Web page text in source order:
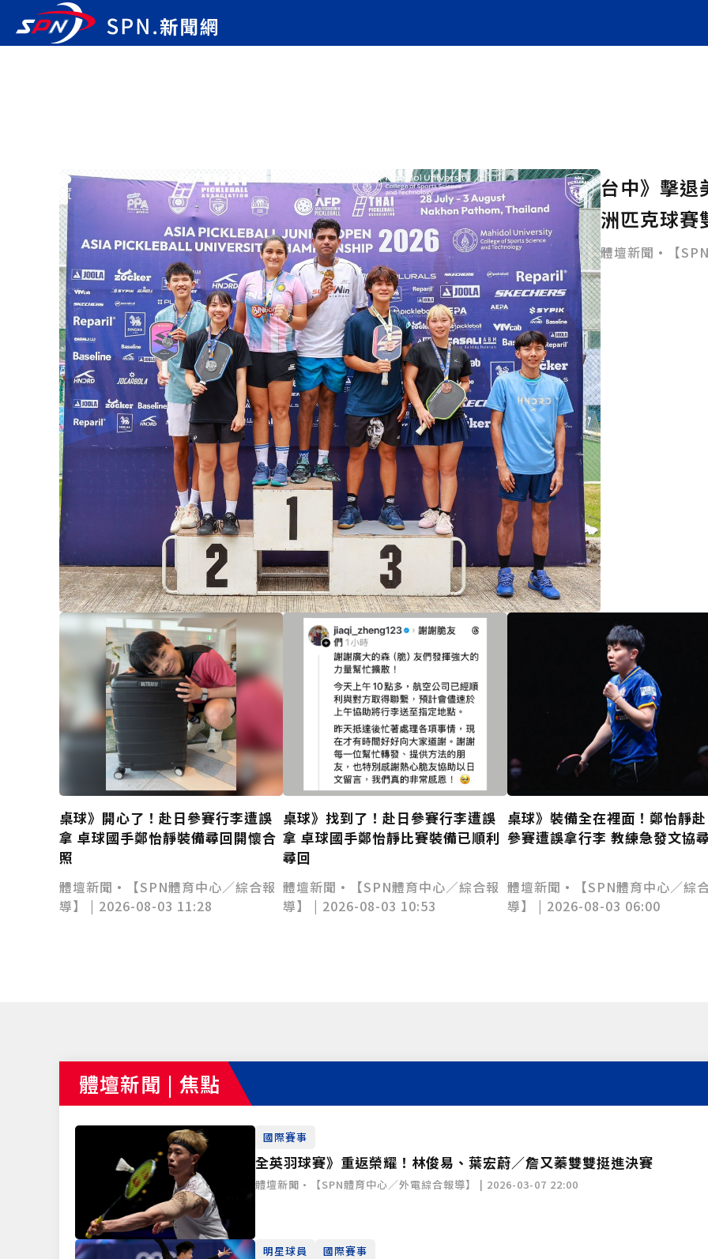
台中》擊退
洲匹克球賽
體壇新聞•【
桌球》開心了！赴日參賽行李遭誤
拿 卓球國手鄭怡靜裝備尋回開懷合
照
體壇新聞•【SPN體育中心／綜合報
導】 | 2026-08-03 11:28
桌球》找到了！赴日參賽行李遭誤
拿 卓球國手鄭怡靜比賽裝備已順利
尋回
體壇新聞•【SPN體育中心／綜合報
導】 | 2026-08-03 10:53
桌球》裝備全在裡面！鄭怡靜
參賽遭誤拿行李 教練急發文協
體壇新聞•【SPN體育中心／綜
導】 | 2026-08-03 06:00
體壇新聞 | 焦點
國際賽事
全英羽球賽》重返榮耀！林俊易、葉宏蔚／詹又蓁雙雙挺進決賽
體壇新聞•【SPN體育中心／外電綜合報導】 | 2026-03-07 22:00
明星球員 國際賽事